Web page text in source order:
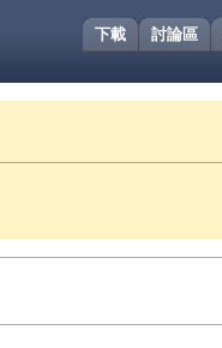
討論區
下載